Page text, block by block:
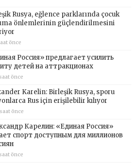
Rusya, eğlence parklarında çocuk
önlemlerinin güçlendirilmesini
önce
Россия» предлагает усилить
детей на аттракционах
önce
Karelin: Birleşik Rusya, sporu
Rus için erişilebilir kılıyor
önce
Карелин: «Единая Россия»
спорт доступным для миллионов
önce